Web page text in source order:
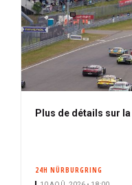
Plus de détails sur
24H NÜRBURGRING